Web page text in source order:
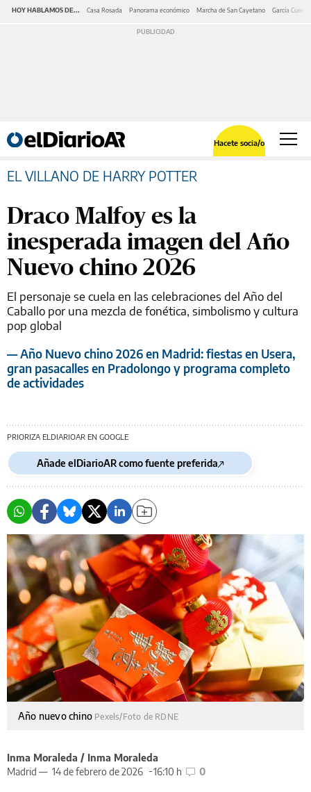
HOY HABLAMOS DE... Casa Rosada Panorama económico Marcha de San Cayetano García Cuerva
Hacete socia/o
EL VILLANO DE HARRY POTTER
Draco Malfoy es la
inesperada imagen del Año
Nuevo chino 2026
El personaje se cuela en las celebraciones del Año del
Caballo por una mezcla de fonética, simbolismo y cultura
pop global
— Año Nuevo chino 2026 en Madrid: fiestas en Usera,
gran pasacalles en Pradolongo y programa completo
de actividades
PRIORIZA ELDIARIOAR EN GOOGLE
Añade elDiarioAR como fuente preferida
Año nuevo chino Pexels/Foto de RDNE
Inma Moraleda / Inma Moraleda
Madrid — 14 de febrero de 2026 16:10 h 0